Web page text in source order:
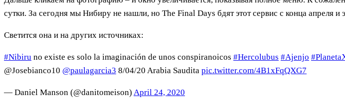
сутки. За сегодня мы Нибиру не нашли, но The Final Days бдят этот сервис с конца апреля и
Светится она и на других источниках:
#Nibiru no existe es solo la imaginación de unos conspiranoicos #Hercolubus #Ajenjo
@Josebianco10 @paulagarcia3 8/04/20 Arabia Saudita pic.twitter.com/4B1xFqQXG7
— Daniel Manson (@danitomeison) April 24, 2020